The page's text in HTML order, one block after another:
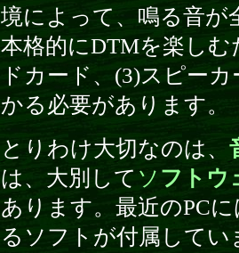
境によって、鳴る音が
本格的にDTMを楽し
ドカード、(3)スピー
かる必要があります。
とりわけ大切なのは、
は、大別して ソ フトウ
あります。最近のPC
るソフトが付属して